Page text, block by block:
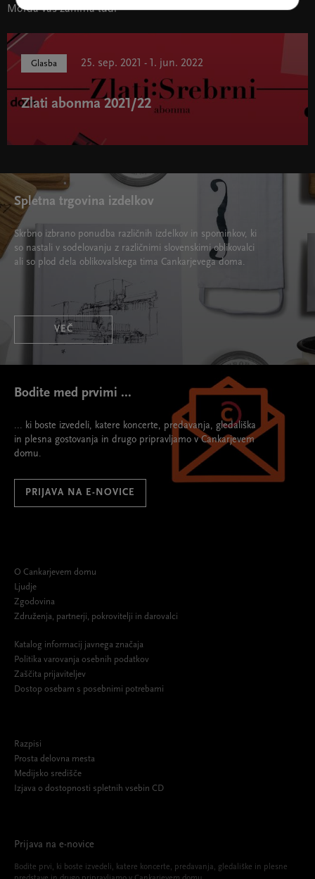
Morda vas zanima tudi
Glasba 25. sep. 2021 - 1. jun. 2022
Zlati abonma 2021/22
Spletna trgovina izdelkov
Skrbno izbrano ponudba različnih izdelkov in spominkov, ki
so nastali v sodelovanju z različnimi slovenskimi oblikovalci
ali so plod dela oblikovalskega tima Cankarjevega doma.
VEČ
Bodite med prvimi ...
... ki boste izvedeli, katere koncerte, predavanja, gledališka
in plesna gostovanja in drugo pripravljamo v Cankarjevem
domu.
PRIJAVA NA E-NOVICE
O Cankarjevem domu
Ljudje
Zgodovina
Združenja, partnerji, pokrovitelji in darovalci
Katalog informacij javnega značaja
Politika varovanja osebnih podatkov
Zaščita prijaviteljev
Dostop osebam s posebnimi potrebami
Razpisi
Prosta delovna mesta
Medijsko središče
Izjava o dostopnosti spletnih vsebin CD
Prijava na e-novice
Bodite prvi, ki boste izvedeli, katere koncerte, predavanja, gledališke in plesne